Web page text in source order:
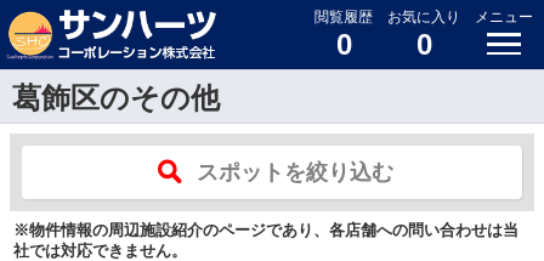
閲覧履歴
0
お気に入り
0
メニュー
葛飾区のその他
スポットを絞り込む
※物件情報の周辺施設紹介のページであり、各店舗への問い合わせは当
社では対応できません。